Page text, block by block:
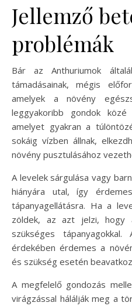
Jellemző
problémák
Bár az Anthuriumok
támadásainak, mégis
amelyek a növény
leggyakoribb gondok
amelyet gyakran a
sokáig vízben állnak,
növény pusztulásához
A levelek sárgulása vagy
hiányára utal, így
tápanyagellátásra. Ha a
zöldek, az azt jelzi, hogy
szükséges
érdekében érdemes a
és szükség esetén
A megfelelő gondozás
virágzással hálálják meg a